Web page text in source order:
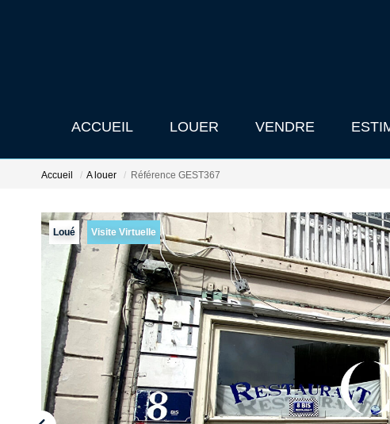
ACCUEIL LOUER VENDRE
Accueil A louer Référence GEST367
Loué Visite Virtuelle